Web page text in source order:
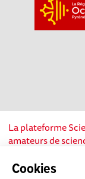
Cookies
La plateforme
amateurs de
soutien de